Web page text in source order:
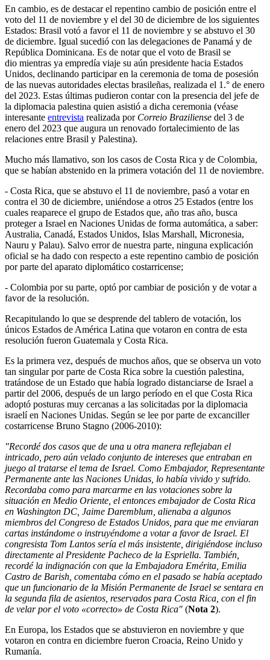
En cambio, es de destacar el repentino cambio de posición entre el
voto del 11 de noviembre y el del 30 de diciembre de los siguientes
Estados: Brasil votó a favor el 11 de noviembre y se abstuvo el 30
de diciembre. Igual sucedió con las delegaciones de Panamá y de
República Dominicana. Es de notar que el voto de Brasil se
dio mientras ya empredía viaje su aún presidente hacia Estados
Unidos, declinando participar en la ceremonia de toma de posesión
de las nuevas autoridades electas brasileñas, realizada el 1.° de enero
del 2023. Estas últimas pudieron contar con la presencia del jefe de
la diplomacia palestina quien asistió a dicha ceremonia (véase
interesante entrevista realizada por Correio Braziliense del 3 de
enero del 2023 que augura un renovado fortalecimiento de las
relaciones entre Brasil y Palestina).
Mucho más llamativo, son los casos de Costa Rica y de Colombia,
que se habían abstenido en la primera votación del 11 de noviembre.
- Costa Rica, que se abstuvo el 11 de noviembre, pasó a votar en
contra el 30 de diciembre, uniéndose a otros 25 Estados (entre los
cuales reaparece el grupo de Estados que, año tras año, busca
proteger a Israel en Naciones Unidas de forma automática, a saber:
Australia, Canadá, Estados Unidos, Islas Marshall, Micronesia,
Nauru y Palau). Salvo error de nuestra parte, ninguna explicación
oficial se ha dado con respecto a este repentino cambio de posición
por parte del aparato diplomático costarricense;
- Colombia por su parte, optó por cambiar de posición y de votar a
favor de la resolución.
Recapitulando lo que se desprende del tablero de votación, los
únicos Estados de América Latina que votaron en contra de esta
resolución fueron Guatemala y Costa Rica.
Es la primera vez, después de muchos años, que se observa un voto
tan singular por parte de Costa Rica sobre la cuestión palestina,
tratándose de un Estado que había logrado distanciarse de Israel a
partir del 2006, después de un largo período en el que Costa Rica
adoptó posturas muy cercanas a las solicitadas por la diplomacia
israelí en Naciones Unidas. Según se lee por parte de excanciller
costarricense Bruno Stagno (2006-2010):
"Recordé dos casos que de una u otra manera reflejaban el
intricado, pero aún velado conjunto de intereses que entraban en
juego al tratarse el tema de Israel. Como Embajador, Representante
Permanente ante las Naciones Unidas, lo había vivido y sufrido.
Recordaba como para marcarme en las votaciones sobre la
situación en Medio Oriente, el entonces embajador de Costa Rica
en Washington DC, Jaime Daremblum, alienaba a algunos
miembros del Congreso de Estados Unidos, para que me enviaran
cartas instándome o instruyéndome a votar a favor de Israel. El
congresista Tom Lantos sería el más insistente, dirigiéndose incluso
directamente al Presidente Pacheco de la Espriella. También,
recordé la indignación con que la Embajadora Emérita, Emilia
Castro de Barish, comentaba cómo en el pasado se había aceptado
que un funcionario de la Misión Permanente de Israel se sentara en
la segunda fila de asientos, reservados para Costa Rica, con el fin
de velar por el voto «correcto» de Costa Rica" (Nota 2).
En Europa, los Estados que se abstuvieron en noviembre y que
votaron en contra en diciembre fueron Croacia, Reino Unido y
Rumanía.